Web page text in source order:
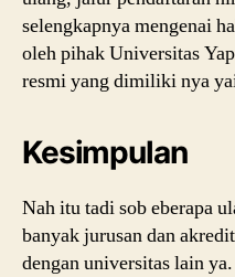
selengkapnya mengenai
oleh pihak Universitas
resmi yang dimiliki nya
Kesimpulan
Nah itu tadi sob eberapa
banyak jurusan dan
dengan universitas lain